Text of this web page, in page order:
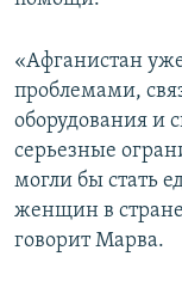
«Афганистан
проблемами,
оборудования и
серьезные
могли бы стать
женщин в
говорит Марва.